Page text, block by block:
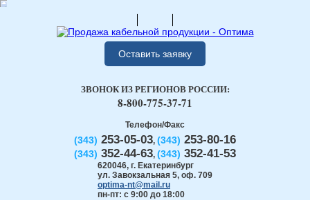
Оставить заявку
Телефон/Факс
(343) 253-05-03, (343) 253-80-16
(343) 352-44-63, (343) 352-41-53
620046, г. Екатеринбург
ул. Завокзальная 5, оф. 709
optima-nt@mail.ru
пн-пт: с 9:00 до 18:00
ЗВОНОК ИЗ РЕГИОНОВ РОССИИ:
8-800-775-37-71